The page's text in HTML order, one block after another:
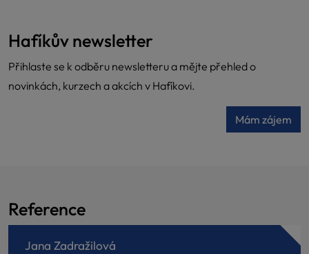
Hafíkův newsletter
Přihlaste se k odběru newsletteru a mějte přehled o
novinkách, kurzech a akcích v Hafíkovi.
Mám zájem
Reference
Jana Zadražilová